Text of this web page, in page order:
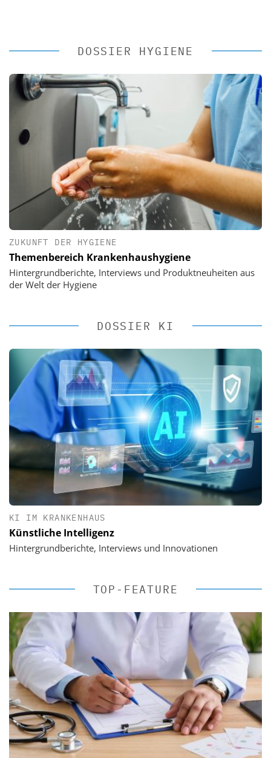
DOSSIER HYGIENE
ZUKUNFT DER HYGIENE
Themenbereich Krankenhaushygiene
Hintergrundberichte, Interviews und Produktneuheiten aus
der Welt der Hygiene
DOSSIER KI
KI IM KRANKENHAUS
Künstliche Intelligenz
Hintergrundberichte, Interviews und Innovationen
TOP-FEATURE